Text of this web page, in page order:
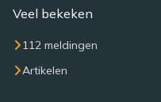
Veel bekeken
112 meldingen
Artikelen